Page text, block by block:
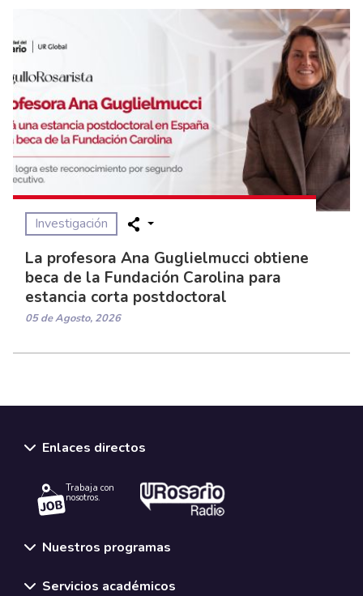
Investigación
La profesora Ana Guglielmucci obtiene
beca de la Fundación Carolina para
estancia corta postdoctoral
05 de Agosto, 2026
Enlaces directos
Trabaja con
nosotros.
Nuestros programas
Servicios académicos